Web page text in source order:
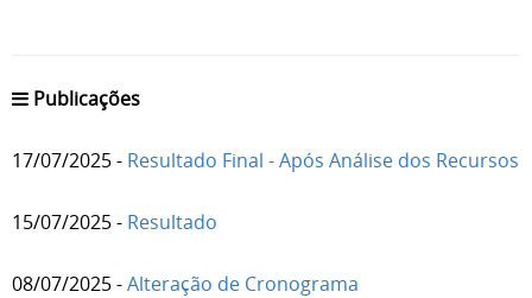
Publicações
17/07/2025 - Resultado Final - Após Análise dos Recursos
15/07/2025 - Resultado
08/07/2025 -Alteração de Cronograma